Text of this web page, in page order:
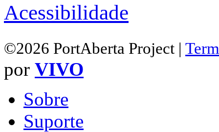
Acessibilidade
©2026 PortAberta Project |
por VIVO
Sobre
Suporte